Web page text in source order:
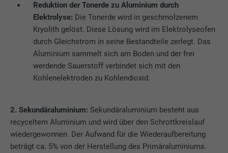
Reduktion der Tonerde zu Aluminium durch
Elektrolyse: Die Tonerde wird in geschmolzenem
Kryolith gelöst. Diese Lösung wird im Elektrolyseofen
durch Gleichstrom in seine Bestandteile zerlegt. Das
Aluminium sammelt sich am Boden und der frei
werdende Sauerstoff verbindet sich mit den
Kohlenelektroden zu Kohlendioxid.
2. Sekundäraluminium: Sekundäraluminium besteht aus
recyceltem Aluminium und wird über den Schrottkreislauf
wiedergewonnen. Der Aufwand für die Wiederaufbereitung
beträgt ca. 5% von der Herstellung des Primäraluminiums.